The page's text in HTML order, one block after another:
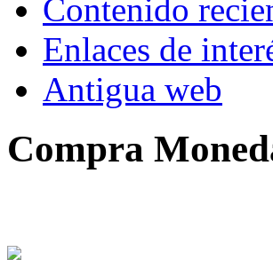
Contenido
Enlaces de
Antigua web
Compra